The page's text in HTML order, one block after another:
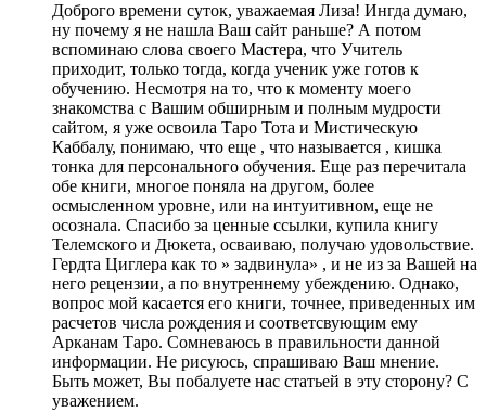
Доброго времени суток, уважаемая Лиза! Ингда думаю,
ну почему я не нашла Ваш сайт раньше? А потом
вспоминаю слова своего Мастера, что Учитель
приходит, только тогда, когда ученик уже готов к
обучению. Несмотря на то, что к моменту моего
знакомства с Вашим обширным и полным мудрости
сайтом, я уже освоила Таро Тота и Мистическую
Каббалу, понимаю, что еще , что называется , кишка
тонка для персонального обучения. Еще раз перечитала
обе книги, многое поняла на другом, более
осмысленном уровне, или на интуитивном, еще не
осознала. Спасибо за ценные ссылки, купила книгу
Телемского и Дюкета, осваиваю, получаю удовольствие.
Гердта Циглера как то » задвинула» , и не из за Вашей на
него рецензии, а по внутреннему убеждению. Однако,
вопрос мой касается его книги, точнее, приведенных им
расчетов числа рождения и соответсвующим ему
Арканам Таро. Сомневаюсь в правильности данной
информации. Не рисуюсь, спрашиваю Ваш мнение.
Быть может, Вы побалуете нас статьей в эту сторону? С
уважением.